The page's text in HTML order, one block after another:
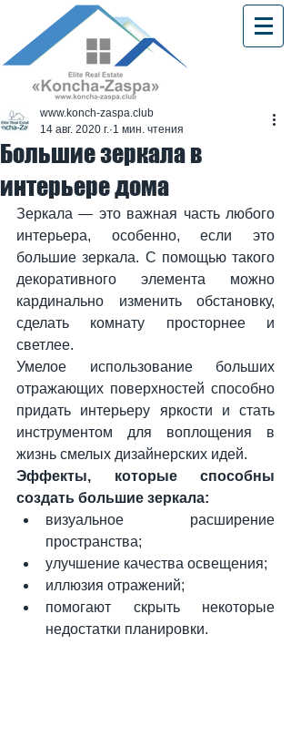
Большие зеркала в
интерьере дома
www.konch-zaspa.club
14 авг. 2020 г. 1 мин. чтения
Зеркала — это важная часть любого
интерьера, особенно, если это
большие зеркала. С помощью такого
декоративного элемента можно
кардинально изменить обстановку,
сделать комнату просторнее и
светлее.
Умелое использование больших
отражающих поверхностей способно
придать интерьеру яркости и стать
инструментом для воплощения в
жизнь смелых дизайнерских идей.
Эффекты, которые способны
создать большие зеркала:
визуальное расширение
пространства;
улучшение качества освещения;
иллюзия отражений;
помогают скрыть некоторые
недостатки планировки.